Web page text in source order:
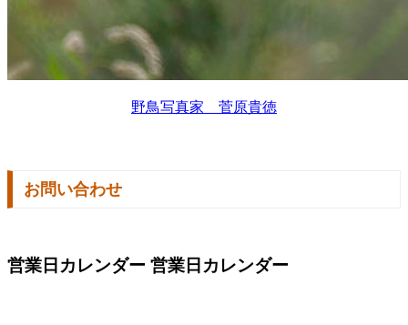
野鳥写真家 菅原貴徳
お問い合わせ
営業日カレンダー 営業日カレンダー